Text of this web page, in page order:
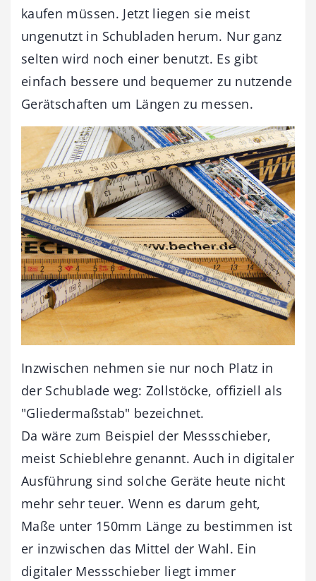
kaufen müssen. Jetzt liegen sie meist
ungenutzt in Schubladen herum. Nur ganz
selten wird noch einer benutzt. Es gibt
einfach bessere und bequemer zu nutzende
Gerätschaften um Längen zu messen.
Inzwischen nehmen sie nur noch Platz in
der Schublade weg: Zollstöcke, offiziell als
"Gliedermaßstab" bezeichnet.
Da wäre zum Beispiel der Messschieber,
meist Schieblehre genannt. Auch in digitaler
Ausführung sind solche Geräte heute nicht
mehr sehr teuer. Wenn es darum geht,
Maße unter 150mm Länge zu bestimmen ist
er inzwischen das Mittel der Wahl. Ein
digitaler Messschieber liegt immer